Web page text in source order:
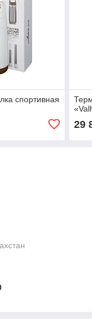
спортивная
29